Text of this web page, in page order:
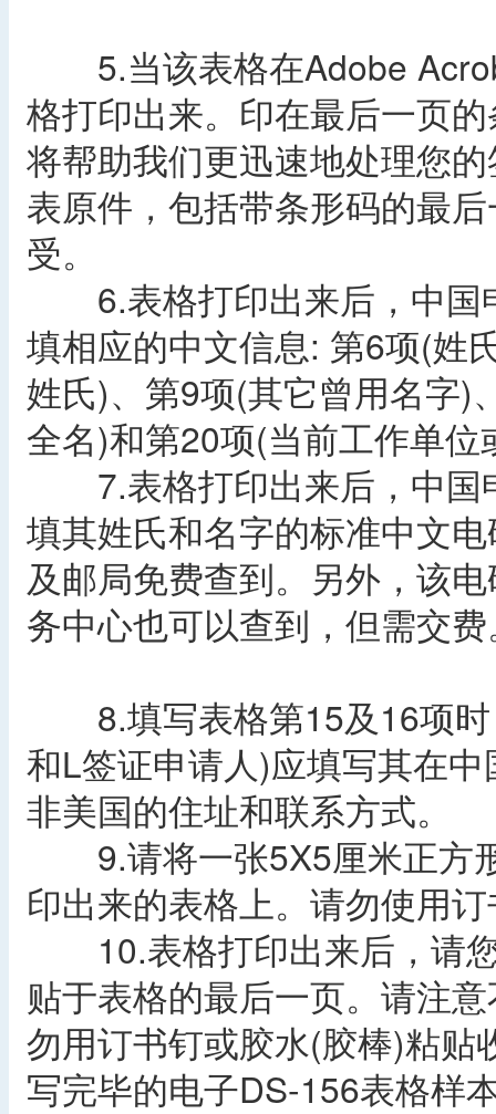
5.当该表格在Adobe
格打印出来。印在最后一页
将帮助我们更迅速地处理您
表原件，包括带条形码的最
受。
6.表格打印出来后，中国
填相应的中文信息: 第6项(姓
姓氏)、第9项(其它曾用名字)
全名)和第20项(当前工作单
7.表格打印出来后，中国
填其姓氏和名字的标准中文
及邮局免费查到。另外，该
务中心也可以查到，但需交
8.填写表格第15及16项时
和L签证申请人)应填写其在
非美国的住址和联系方式。
9.请将一张5X5厘米正方
印出来的表格上。请勿使用
10.表格打印出来后，请您
贴于表格的最后一页。请注
勿用订书钉或胶水(胶棒)粘贴
写完毕的电子DS-156表格样